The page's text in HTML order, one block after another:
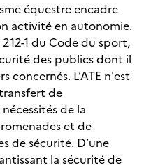
équestre encadre
activité en autonomie.
1 du Code du sport,
des publics dont il
concernés. L’ATE n'est
de
de la
et de
de sécurité. D’une
la sécurité de